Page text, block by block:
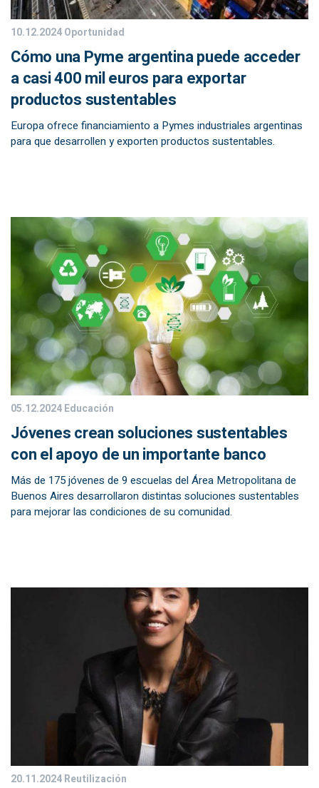
10.12.2024Oportunidad
Cómo una Pyme argentina puede acceder
a casi 400 mil euros para exportar
productos sustentables
Europa ofrece financiamiento a Pymes industriales argentinas
para que desarrollen y exporten productos sustentables.
05.12.2024Educación
Jóvenes crean soluciones sustentables
con el apoyo de un importante banco
Más de 175 jóvenes de 9 escuelas del Área Metropolitana de
Buenos Aires desarrollaron distintas soluciones sustentables
para mejorar las condiciones de su comunidad.
20.11.2024Reutilización